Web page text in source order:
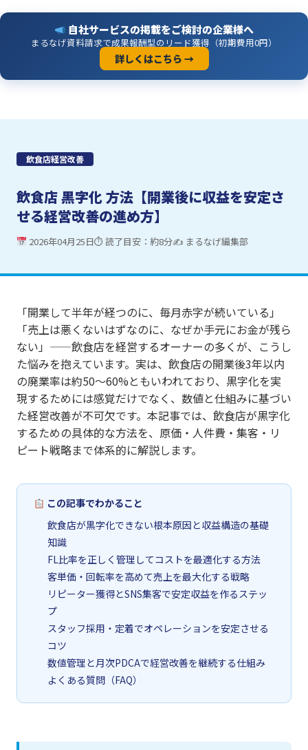
自社サービスの掲載をご検討の企業様へ
まるなげ資料請求で成果報酬型のリード獲得（初期費用0円）
詳しくはこちら →
飲食店経営改善
飲食店 黒字化 方法【開業後に収益を安定さ
せる経営改善の進め方】
2026年04月25日⏱ 読了目安：約8分✍ まるなげ編集部
「開業して半年が経つのに、毎月赤字が続いている」
「売上は悪くないはずなのに、なぜか手元にお金が残ら
ない」——飲食店を経営するオーナーの多くが、こうし
た悩みを抱えています。実は、飲食店の開業後3年以内
の廃業率は約50〜60%ともいわれており、黒字化を実
現するためには感覚だけでなく、数値と仕組みに基づい
た経営改善が不可欠です。本記事では、飲食店が黒字化
するための具体的な方法を、原価・人件費・集客・リ
ピート戦略まで体系的に解説します。
この記事でわかること
飲食店が黒字化できない根本原因と収益構造の基礎
知識
FL比率を正しく管理してコストを最適化する方法
客単価・回転率を高めて売上を最大化する戦略
リピーター獲得とSNS集客で安定収益を作るステッ
プ
スタッフ採用・定着でオペレーションを安定させる
コツ
数値管理と月次PDCAで経営改善を継続する仕組み
よくある質問（FAQ）